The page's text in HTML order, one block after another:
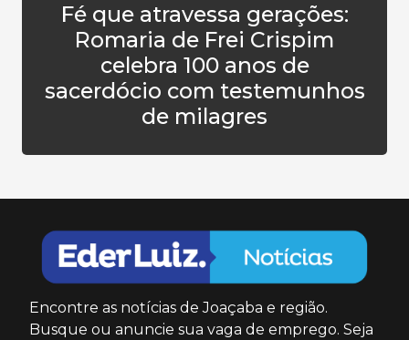
Fé que atravessa gerações:
Romaria de Frei Crispim
celebra 100 anos de
sacerdócio com testemunhos
de milagres
Encontre as notícias de Joaçaba e região.
Busque ou anuncie sua vaga de emprego. Seja